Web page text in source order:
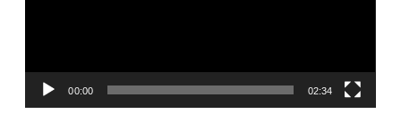
00:00 02:34